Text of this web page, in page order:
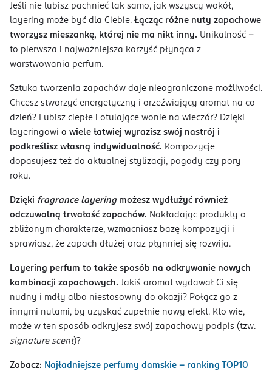
Jeśli nie lubisz pachnieć tak samo, jak wszyscy wokół,
layering może być dla Ciebie. Łącząc różne nuty zapachowe
tworzysz mieszankę, której nie ma nikt inny. Unikalność –
to pierwsza i najważniejsza korzyść płynąca z
warstwowania perfum.
Sztuka tworzenia zapachów daje nieograniczone możliwości.
Chcesz stworzyć energetyczny i orzeźwiający aromat na co
dzień? Lubisz ciepłe i otulające wonie na wieczór? Dzięki
layeringowi o wiele łatwiej wyrazisz swój nastrój i
podkreślisz własną indywidualność. Kompozycje
dopasujesz też do aktualnej stylizacji, pogody czy pory
roku.
Dzięki fragrance layeringmożesz wydłużyć również
odczuwalną trwałość zapachów. Nakładając produkty o
zbliżonym charakterze, wzmacniasz bazę kompozycji i
sprawiasz, że zapach dłużej oraz płynniej się rozwija.
Layering perfum to także sposób na odkrywanie nowych
kombinacji zapachowych. Jakiś aromat wydawał Ci się
nudny i mdły albo niestosowny do okazji? Połącz go z
innymi nutami, by uzyskać zupełnie nowy efekt. Kto wie,
może w ten sposób odkryjesz swój zapachowy podpis (tzw.
signature scent)?
Zobacz: Najładniejsze perfumy damskie – ranking TOP10